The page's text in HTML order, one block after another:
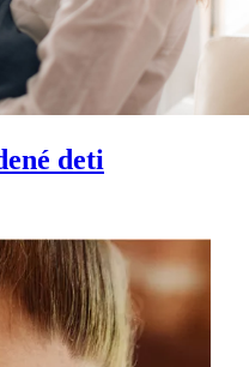
deti